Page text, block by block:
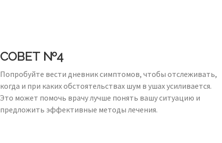
СОВЕТ №4
Попробуйте вести дневник симптомов, чтобы отслеживать,
когда и при каких обстоятельствах шум в ушах усиливается.
Это может помочь врачу лучше понять вашу ситуацию и
предложить эффективные методы лечения.